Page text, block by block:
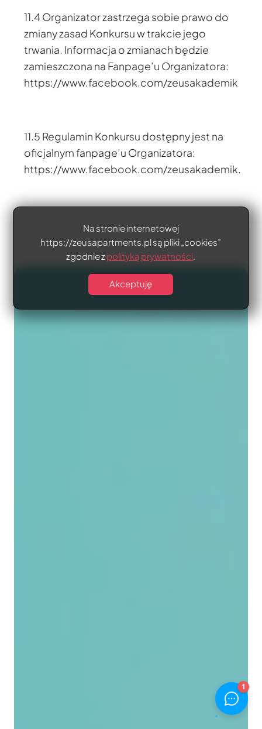
11.4 Organizator zastrzega sobie prawo do
zmiany zasad Konkursu w trakcie jego
trwania. Informacja o zmianach będzie
zamieszczona na Fanpage’u Organizatora:
https://www.facebook.com/zeusakademik
11.5 Regulamin Konkursu dostępny jest na
oficjalnym fanpage’u Organizatora:
https://www.facebook.com/zeusakademik.
Na stronie internetowej
https://zeusapartments.pl są pliki „cookies”
zgodnie zpolityką prywatności.
Akceptuję